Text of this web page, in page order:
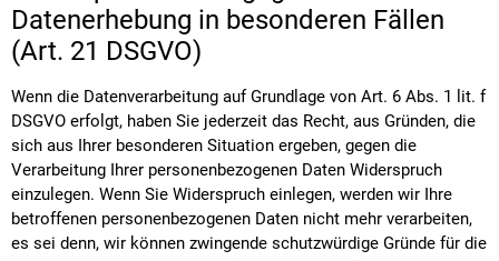
Datenerhebung in besonderen Fällen
(Art. 21 DSGVO)
Wenn die Datenverarbeitung auf Grundlage von Art. 6 Abs. 1 lit. f
DSGVO erfolgt, haben Sie jederzeit das Recht, aus Gründen, die
sich aus Ihrer besonderen Situation ergeben, gegen die
Verarbeitung Ihrer personenbezogenen Daten Widerspruch
einzulegen. Wenn Sie Widerspruch einlegen, werden wir Ihre
betroffenen personenbezogenen Daten nicht mehr verarbeiten,
es sei denn, wir können zwingende schutzwürdige Gründe für die